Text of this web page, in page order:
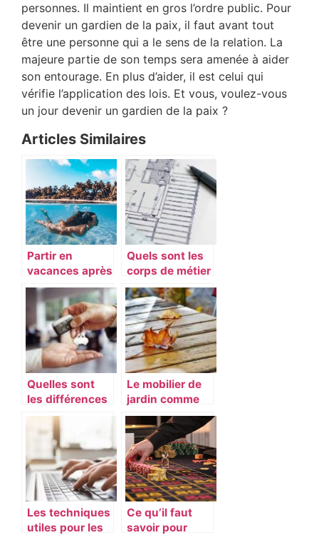
personnes. Il maintient en gros l’ordre public. Pour
devenir un gardien de la paix, il faut avant tout
être une personne qui a le sens de la relation. La
majeure partie de son temps sera amenée à aider
son entourage. En plus d’aider, il est celui qui
vérifie l’application des lois. Et vous, voulez-vous
un jour devenir un gardien de la paix ?
Articles Similaires
Partir en
vacances après
de longs mois
de travail
Quels sont les
corps de métier
obligatoire pour
construire sa
maison ?
Quelles sont
les différences
entre LLD et
LOA ?
Le mobilier de
jardin comme
prolongement
de votre
interieur
Les techniques
utiles pour les
Ce qu’il faut
savoir pour